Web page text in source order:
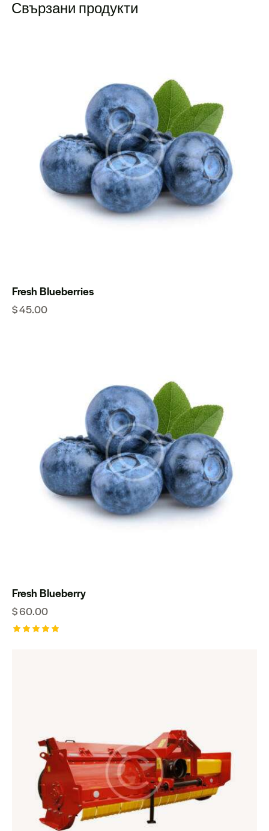
Свързани продукти
Fresh Blueberries
$45.00
Fresh Blueberry
$60.00